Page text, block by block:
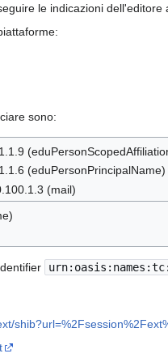
le indicazioni dell'editore
sono:
(eduPersonPrincipalName)
(mail)